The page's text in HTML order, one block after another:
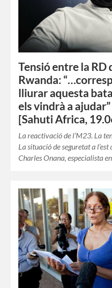
Tensió entre la RD
Rwanda:
lliurar aquesta
els vindrà a
[Sahuti Africa,
La reactivació de l‘M23. La
La situació de seguretat a
Charles Onana, especialista